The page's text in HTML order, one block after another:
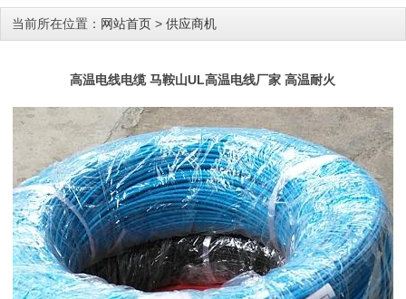
当前所在位置： 网站首页 > 供应商机
高温电线电缆 马鞍山UL高温电线厂家 高温耐火